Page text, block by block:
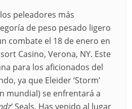
peleadores más
de peso pesado ligero
combate el 18 de enero en
Casino, Verona, NY. Este
para los aficionados del
ya que Eleider ‘Storm’
mundial) se enfrentará a
‘ Seals. Has venido al lugar